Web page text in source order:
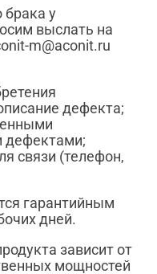
брака у
выслать на
m@aconit.ru
дефекта;
дефектами;
связи (телефон,
гарантийным
дней.
зависит от
мощностей